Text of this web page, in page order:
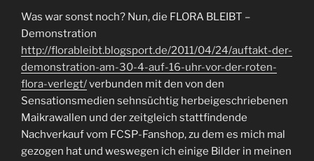
Was war sonst noch? Nun, die FLORA BLEIBT –
Demonstration
http://florableibt.blogsport.de/2011/04/24/auftakt-der-
demonstration-am-30-4-auf-16-uhr-vor-der-roten-
flora-verlegt/verbunden mit den von den
Sensationsmedien sehnsüchtig herbeigeschriebenen
Maikrawallen und der zeitgleich stattfindende
Nachverkauf vom FCSP-Fanshop, zu dem es mich mal
gezogen hat und weswegen ich einige Bilder in meinen